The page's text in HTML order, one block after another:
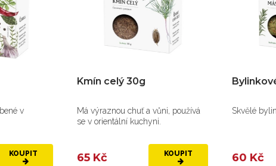
Má výraznou chuť a vůni, používá
se v orientální kuchyni.
65 Kč KOUPIT
Bylinkové máslo 30g
Skvělé bylinky na másle na
60 Kč KOUPIT